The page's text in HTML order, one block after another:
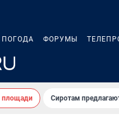
ПОГОДА ФОРУМЫ
площади Сиротам